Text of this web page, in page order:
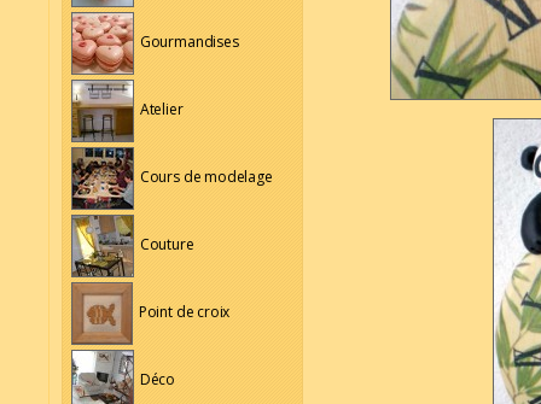
Gourmandises
Atelier
Cours de modelage
Couture
Point de croix
Déco